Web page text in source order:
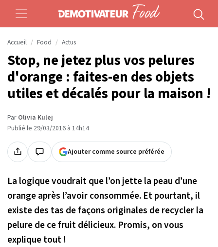
Accueil Food Actus
Stop, ne jetez plus vos pelures
d'orange : faites-en des objets
utiles et décalés pour la maison !
Par Olivia Kulej
Publié le 29/03/2016 à 14h14
Ajouter comme source préférée
La logique voudrait que l’on jette la peau d’une
orange après l’avoir consommée. Et pourtant, il
existe des tas de façons originales de recycler la
pelure de ce fruit délicieux. Promis, on vous
explique tout !